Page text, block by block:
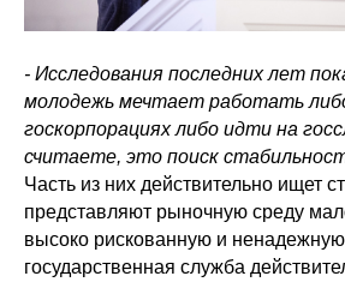
- Исследования последних лет
молодежь мечтает работать
госкорпорациях либо идти на
считаете, это поиск
Часть из них действительно ищет
представляют рыночную среду
высоко рискованную и
государственная служба